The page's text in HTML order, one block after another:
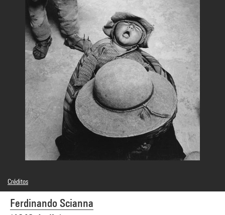
Ferdinando Scianna
Créditos
© Ferdinando Scianna / Magnum Photos
Créditos fotográficos : Centre Pompidou, MNAM-CCI/Bertrand Prévost/Dist.
GrandPalaisRmn